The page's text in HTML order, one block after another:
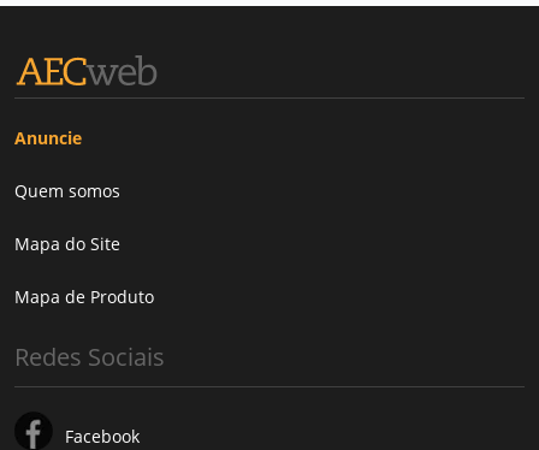
Anuncie
Quem somos
Mapa do Site
Mapa de Produto
Redes Sociais
Facebook